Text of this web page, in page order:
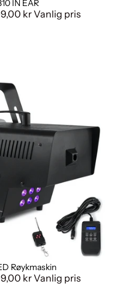
IN EAR
krVanlig pris
Røykmaskin
krVanlig pris